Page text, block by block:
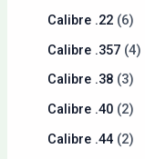
Calibre .22 6
Calibre .357 4
Calibre .38 3
Calibre .40 2
Calibre .44 2